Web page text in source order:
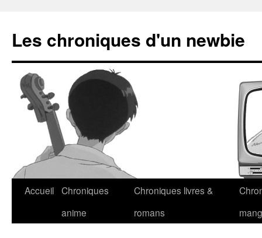
Les chroniques d'un newbie
Accueil Chroniques
anime
Chroniques livres &
romans